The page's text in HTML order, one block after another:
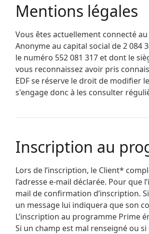
Mentions légales
Vous êtes actuellement connecté
Anonyme au capital social de 2 084
le numéro 552 081 317 et dont le
vous reconnaissez avoir pris
EDF se réserve le droit de modifier
s'engage donc à les consulter
Inscription au
Lors de l’inscription, le Client*
l’adresse e-mail déclarée. Pour que
mail de confirmation d’inscription.
un message lui indiquera que son
L’inscription au programme Prime
Si un champ est mal renseigné ou